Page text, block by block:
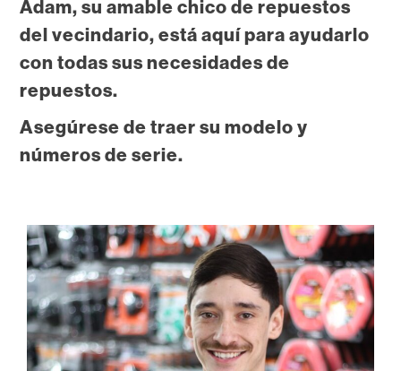
Adam, su amable chico de repuestos
del vecindario, está aquí para ayudarlo
con todas sus necesidades de
repuestos.
Asegúrese de traer su modelo y
números de serie.